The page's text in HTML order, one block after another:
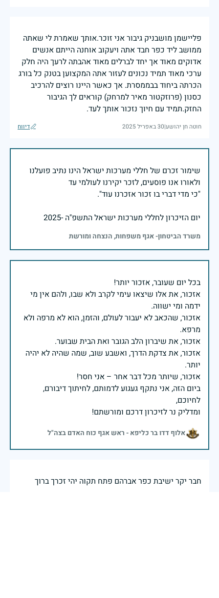
פליישמן מושבניק גיבור אני זוכר.אותך שאמרת לי שאתה
ממושב ליד כפר חבד אתה ויעקוב אוחנה הייתם אנשים
אדוקים מאוד אך יחד לברלים מאוד אהבתה לרעך היה חלק
ערכי מאוד תמיד נכונים לעזור אתה המקצוען בטנק כל בורג
הכרתה ביחוד בבממסרת. אך כאשר היינו רוצים להרכיב
כסנון (פרוזקטור מאיר למרחק) קוראים לך הגיבור
החזק.תמיד עם חיוך נזכור אותך לעד.
חוטה חן יהושע|30 באפריל 2025 דיווח
שימור זכרם של חללי מערכות ישראל הינו נתיב פועלנו
יום הזיכרון לחללי מערכות ישראל התשפ"ה -2025
משרד הביטחון- אגף משפחות, הנצחה ומורשת
אזכור, את אלו שיצאו עימי לקרב ולא שבו, ולהם אין מי
אזכור, שהכאב לא יעבור לעולם, והזמן, הוא לא מרפה ולא
אזכור, את צדקת הדרך, ואשבע שוב, שמה שהיה לא יהיה
ביום הזה, אני נתקף געגוע לדמותם, לחיתוך דיבורם,
ומדליק נר לזיכרון דרכם ומורשתם!
אלוף דדו בר כליפא - ראש אגף כוח האדם בצה"ל
חבר יקר ישיבת כפר אברהם פתח תקוה יהי זכרך ברוך